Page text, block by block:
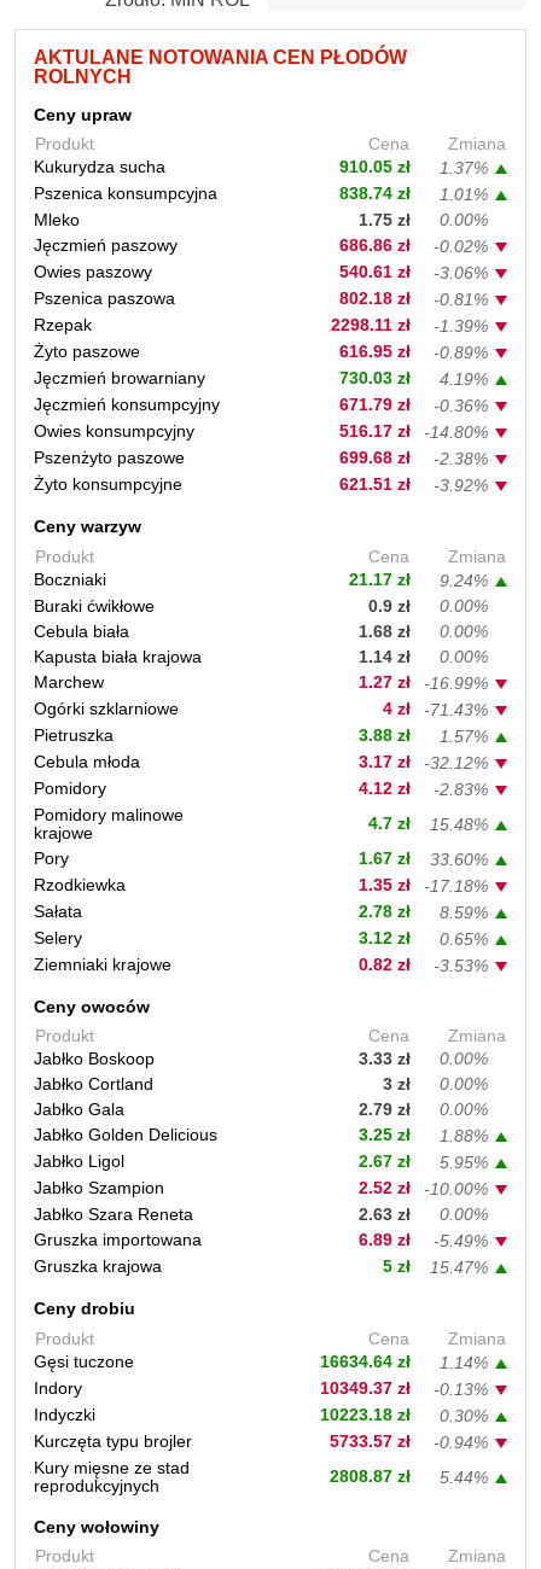
AKTULANE NOTOWANIA CEN PŁODÓW
ROLNYCH
Ceny upraw
Produkt
Cena Zmiana
Kukurydza sucha 910.05 zł
1.37%
Pszenica konsumpcyjna
838.74 zł
1.01%
Mleko
1.75 zł
0.00%
Jęczmień paszowy
686.86 zł
-0.02%
Owies paszowy
540.61 zł
-3.06%
Pszenica paszowa
802.18 zł
-0.81%
Rzepak
2298.11 zł
-1.39%
Żyto paszowe
616.95 zł
-0.89%
Jęczmień browarniany
730.03 zł
4.19%
Jęczmień konsumpcyjny
671.79 zł
-0.36%
Owies konsumpcyjny
516.17 zł
-14.80%
Pszenżyto paszowe
699.68 zł
-2.38%
Żyto konsumpcyjne
621.51 zł -3.92%
Ceny warzyw
Produkt
Cena Zmiana
Boczniaki 21.17 zł
9.24%
Buraki ćwikłowe
0.9 zł
0.00%
Cebula biała
1.68 zł
0.00%
Kapusta biała krajowa
1.14 zł
0.00%
Marchew
1.27 zł
-16.99%
Ogórki szklarniowe
4 zł
-71.43%
Pietruszka
3.88 zł
1.57%
Cebula młoda
3.17 zł
-32.12%
Pomidory
4.12 zł
-2.83%
Pomidory malinowe
krajowe
4.7 zł
15.48%
Pory
1.67 zł
33.60%
Rzodkiewka
1.35 zł
-17.18%
Sałata
2.78 zł
8.59%
Selery
3.12 zł
0.65%
Ziemniaki krajowe
0.82 zł -3.53%
Ceny owoców
Produkt
Cena Zmiana
Jabłko Boskoop 3.33 zł
0.00%
Jabłko Cortland
3 zł
0.00%
Jabłko Gala
2.79 zł
0.00%
Jabłko Golden Delicious
3.25 zł
1.88%
Jabłko Ligol
2.67 zł
5.95%
Jabłko Szampion
2.52 zł
-10.00%
Jabłko Szara Reneta
2.63 zł
0.00%
Gruszka importowana
6.89 zł
-5.49%
Gruszka krajowa
5 zł 15.47%
Ceny drobiu
Produkt
Cena Zmiana
Gęsi tuczone 16634.64 zł
1.14%
Indory
10349.37 zł
-0.13%
Indyczki
10223.18 zł
0.30%
Kurczęta typu brojler
5733.57 zł
-0.94%
Kury mięsne ze stad
reprodukcyjnych
2808.87 zł 5.44%
Ceny wołowiny
Produkt
Cena Zmiana